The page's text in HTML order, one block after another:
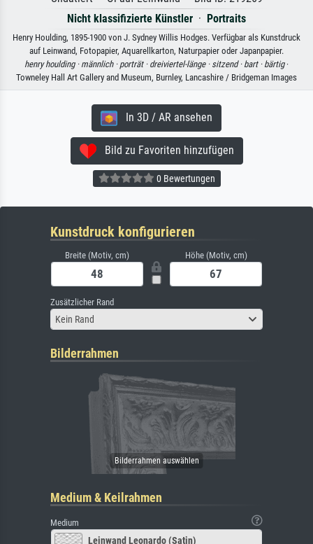
Nicht klassifizierte Künstler · Portraits
Henry Houlding, 1895-1900 von J. Sydney Willis Hodges. Verfügbar als Kunstdruck
auf Leinwand, Fotopapier, Aquarellkarton, Naturpapier oder Japanpapier.
henry houlding · männlich · porträt · dreiviertel-länge · sitzend · bart · bärtig·
Towneley Hall Art Gallery and Museum, Burnley, Lancashire / Bridgeman Images
In 3D / AR ansehen
Bild zu Favoriten hinzufügen
0 Bewertungen
Kunstdruck konfigurieren
Breite (Motiv, cm) Höhe (Motiv, cm)
Zusätzlicher Rand
Kein Rand
Bilderrahmen
Medium & Keilrahmen
Medium
Leinwand Leonardo (Satin)